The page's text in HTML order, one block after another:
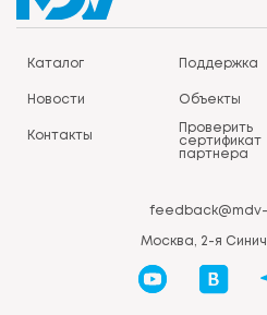
Каталог Поддержка
Новости Объекты
Контакты
Проверить
сертификат
партнера
Москва, 2-я